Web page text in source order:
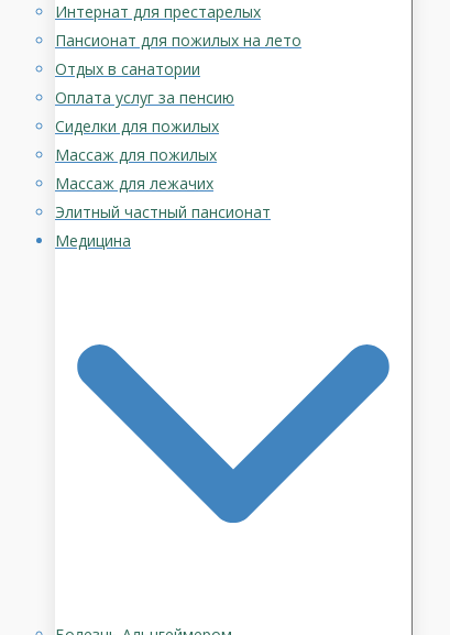
Интернат для престарелых
Пансионат для пожилых на лето
Отдых в санатории
Оплата услуг за пенсию
Сиделки для пожилых
Массаж для пожилых
Массаж для лежачих
Элитный частный пансионат
Медицина